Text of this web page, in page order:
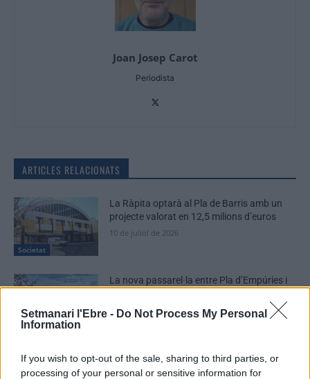
Setmanari l'Ebre - Do Not Process My Personal
Information
If you wish to opt-out of the sale, sharing to third parties, or
processing of your personal or sensitive information for
Joan Josep Carot
Periodista
ARTICLES RELACIONATS
Societat
La Ràpita optarà al Pla de Barris amb un
projecte valorat en 12,5 milions d’euros
10 de juliol de 2026
Societat
La nova passarel·la entre Pla d’Empúries i
“Escòcia és un país de contradiccions:
salvatge i profundament intel·lectual”